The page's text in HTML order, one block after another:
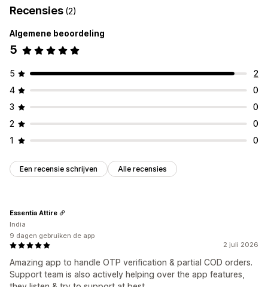
Recensies (2)
Algemene beoordeling
5
5
2
4
0
3
0
2
0
1
0
Een recensie schrijven Alle recensies
2 juli 2026
Amazing app to handle OTP verification & partial COD orders.
Support team is also actively helping over the app features,
Essentia Attire
India
9 dagen gebruiken de app